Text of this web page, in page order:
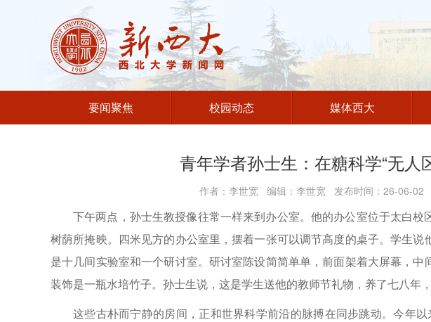
要闻聚焦 校园动态 媒体西大
青年学者孙士生：在糖科学“无人
作者：李世宽 编辑：李世宽 发布时间：26-06-
下午两点，孙士生教授像往常一样来到办公室。他的办公室位于太白
树荫所掩映。四米见方的办公室里，摆着一张可以调节高度的桌子。学生
是十几间实验室和一个研讨室。研讨室陈设简简单单，前面架着大屏幕，
装饰是一瓶水培竹子。孙士生说，这是学生送他的教师节礼物，养了七八年
这些古朴而宁静的房间，正和世界科学前沿的脉搏在同步跳动。今年